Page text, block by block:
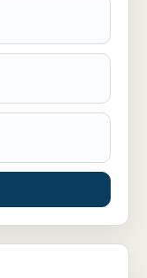
till salu i